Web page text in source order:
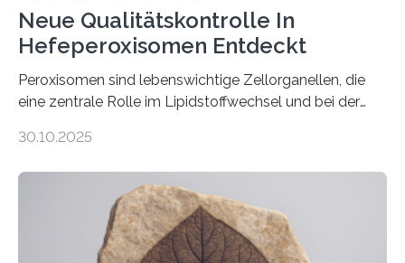
Neue Qualitätskontrolle In
Hefeperoxisomen Entdeckt
Peroxisomen sind lebenswichtige Zellorganellen, die
eine zentrale Rolle im Lipidstoffwechsel und bei der
erfüllen können, müssen zahlreiche Enzyme präzise in
der Ruhr-Universität Bochum um Prof. Dr. Ralf Erdmann
und Dr. Ismaila Francis Yusuf hat nun einen bislang
unbekannten Qualitätskontrollmechanismus des
peroxisomalen Proteintransports in der Bäckerhefe
30.10.2025